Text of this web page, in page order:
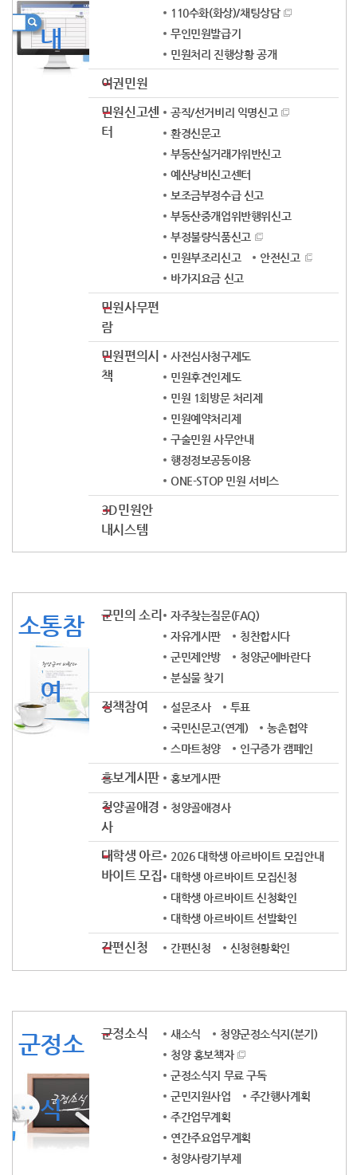
내
110수화(화상)/채팅상담
무인민원발급기
민원처리 진행상황 공개
여권민원
민원신고센
터
공직/선거비리 익명신고
환경신문고
부동산실거래가위반신고
예산낭비신고센터
보조금부정수급 신고
부동산중개업위반행위신고
부정불량식품신고
민원부조리신고
안전신고
바가지요금 신고
민원사무편
람
민원편의시
책
사전심사청구제도
민원후견인제도
민원 1회방문 처리제
민원예약처리제
구술민원 사무안내
행정정보공동이용
ONE-STOP 민원 서비스
3D민원안
내시스템
소통참
여
군민의 소리
자주찾는질문(FAQ)
자유게시판
칭찬합시다
군민제안방
청양군에바란다
분실물 찾기
정책참여 설문조사
투표
국민신문고(연계)
농촌협약
스마트청양
인구증가 캠페인
홍보게시판 홍보게시판
청양골애경
사
청양골애경사
대학생 아르
바이트 모집
2026 대학생 아르바이트 모집안내
대학생 아르바이트 모집신청
대학생 아르바이트 신청확인
대학생 아르바이트 선발확인
간편신청 간편신청 신청현황확인
군정소
식
군정소식 새소식
청양군정소식지(분기)
청양 홍보책자
군정소식지 무료 구독
군민지원사업
주간행사계획
주간업무계획
연간주요업무계획
청양사랑기부제